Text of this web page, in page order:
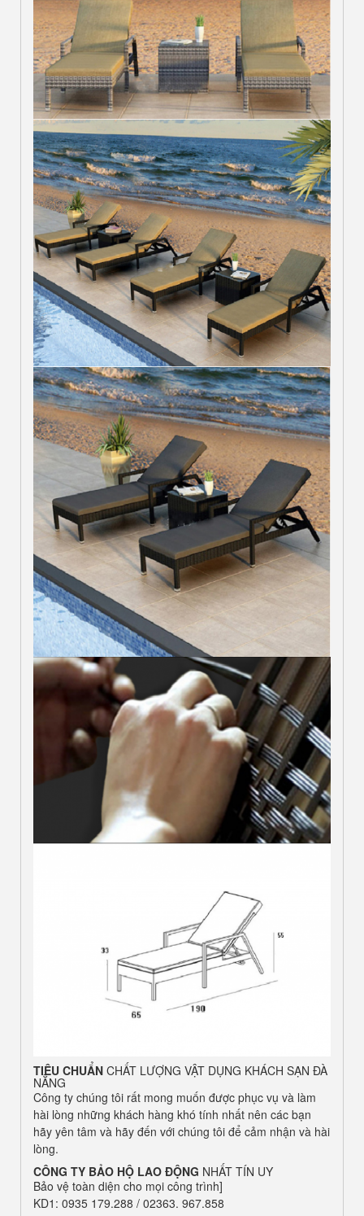
TIÊU CHUẨN CHẤT LƯỢNG VẬT DỤNG KHÁCH SẠN ĐÀ
NẴNG
Công ty chúng tôi rất mong muốn được phục vụ và làm
hài lòng những khách hàng khó tính nhất nên các bạn
hãy yên tâm và hãy đến với chúng tôi để cảm nhận và hài
lòng.
CÔNG TY BẢO HỘ LAO ĐỘNG NHẤT TÍN UY
Bảo vệ toàn diện cho mọi công trình]
KD1: 0935 179.288 / 02363. 967.858